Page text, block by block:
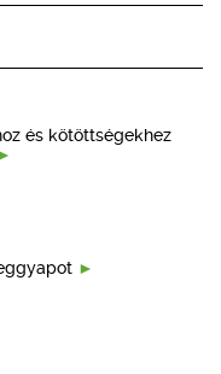
és kötöttségekhez